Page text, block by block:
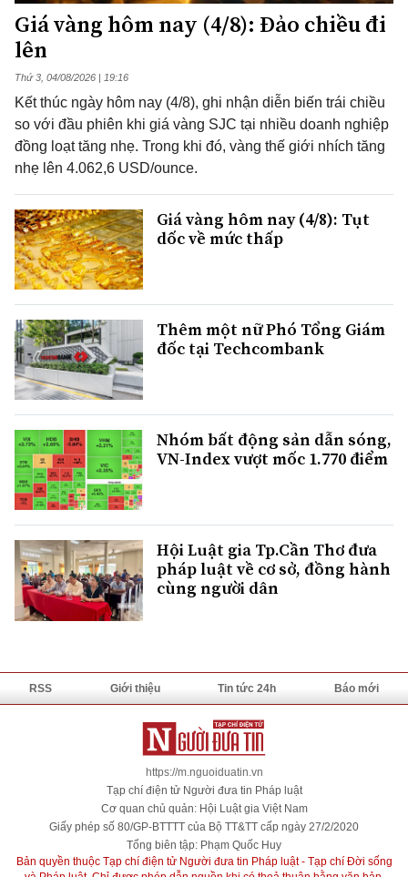
Giá vàng hôm nay (4/8): Đảo chiều đi
lên
Thứ 3, 04/08/2026 | 19:16
Kết thúc ngày hôm nay (4/8), ghi nhận diễn biến trái chiều
so với đầu phiên khi giá vàng SJC tại nhiều doanh nghiệp
đồng loạt tăng nhẹ. Trong khi đó, vàng thế giới nhích tăng
nhẹ lên 4.062,6 USD/ounce.
Giá vàng hôm nay (4/8): Tụt
dốc về mức thấp
Thêm một nữ Phó Tổng Giám
đốc tại Techcombank
Nhóm bất động sản dẫn sóng,
VN-Index vượt mốc 1.770 điểm
Hội Luật gia Tp.Cần Thơ đưa
pháp luật về cơ sở, đồng hành
cùng người dân
RSS Giới thiệu Tin tức 24h Báo mới
https://m.nguoiduatin.vn
Tạp chí điện tử Người đưa tin Pháp luật
Cơ quan chủ quản: Hội Luật gia Việt Nam
Giấy phép số 80/GP-BTTTT của Bộ TT&TT cấp ngày 27/2/2020
Tổng biên tập: Phạm Quốc Huy
Bản quyền thuộc Tạp chí điện tử Người đưa tin Pháp luật - Tạp chí Đời sống